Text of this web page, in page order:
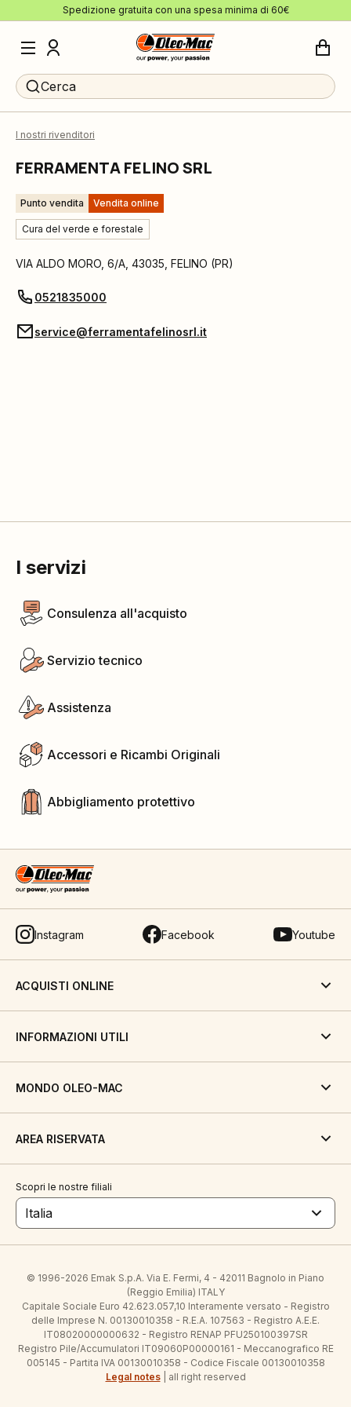
Spedizione gratuita con una spesa minima di 60€
Cerca
I nostri rivenditori
FERRAMENTA FELINO SRL
Punto vendita Vendita online
Cura del verde e forestale
VIA ALDO MORO, 6/A 43035 FELINO (PR)
0521835000
service@ferramentafelinosrl.it
I servizi
Consulenza all'acquisto
Servizio tecnico
Assistenza
Accessori e Ricambi Originali
Abbigliamento protettivo
Instagram Facebook Youtube
ACQUISTI ONLINE
INFORMAZIONI UTILI
MONDO OLEO-MAC
AREA RISERVATA
Scopri le nostre filiali
Italia
© 1996-2026 Emak S.p.A. Via E. Fermi, 4 - 42011 Bagnolo in Piano
(Reggio Emilia) ITALY
Capitale Sociale Euro 42.623.057,10 Interamente versato - Registro
delle Imprese N. 00130010358 - R.E.A. 107563 - Registro A.E.E.
IT08020000000632 - Registro RENAP PFU250100397SR
Registro Pile/Accumulatori IT09060P00000161 - Meccanografico RE
005145 - Partita IVA 00130010358 - Codice Fiscale 00130010358
Legal notes| all right reserved